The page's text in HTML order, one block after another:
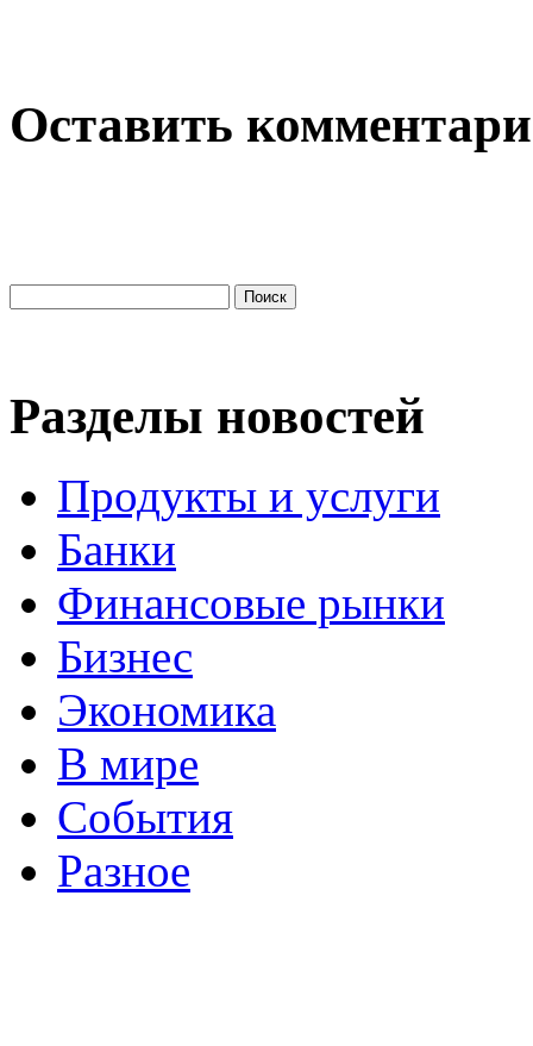
Оставить
Разделы новостей
Продукты и услуги
Банки
Финансовые рынки
Бизнес
Экономика
В мире
События
Разное